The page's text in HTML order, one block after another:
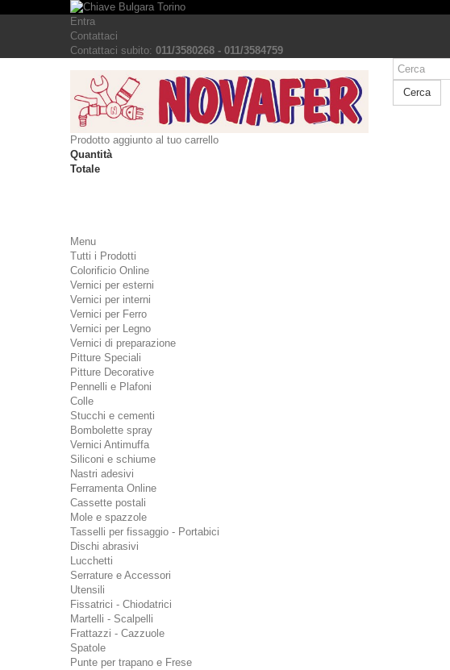
Entra
Contattaci
Contattaci subito: 011/3580268 - 011/3584759
Cerca
Prodotto aggiunto al tuo carrello
Quantità
Totale
Menu
Tutti i Prodotti
Colorificio Online
Vernici per esterni
Vernici per interni
Vernici per Ferro
Vernici per Legno
Vernici di preparazione
Pitture Speciali
Pitture Decorative
Pennelli e Plafoni
Colle
Stucchi e cementi
Bombolette spray
Vernici Antimuffa
Siliconi e schiume
Nastri adesivi
Ferramenta Online
Cassette postali
Mole e spazzole
Tasselli per fissaggio - Portabici
Dischi abrasivi
Lucchetti
Serrature e Accessori
Utensili
Fissatrici - Chiodatrici
Martelli - Scalpelli
Frattazzi - Cazzuole
Spatole
Punte per trapano e Frese